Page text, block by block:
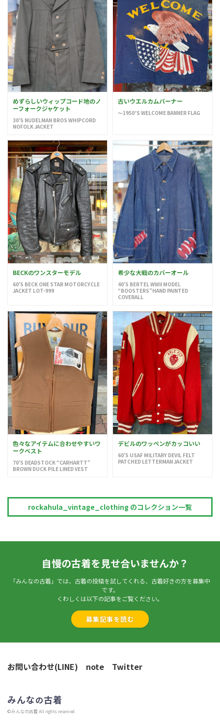
めずらしいウィップコード地のノ
ーフォークジャケット
30’S NUDELMAN BROS WHIPCORD
NOFOLK JACKET
古いウエルカムバーナー
〜1950’S WELCOME BANNER FLAG
BECKのワンスターモデル
60’S BECK ONE STAR MOTORCYCLE
JACKET LOT-999
希少な大戦のカバーオール
40’S BERTEL WWII MODEL
“BOOSTERS”HAND PAINTED
COVERALL
色々なアイテムに合わせやすいワ
ークベスト
70’S DEADSTOCK “CARHARTT”
BROWN DUCK PILE LINED VEST
デビルのワッペンがカッコいい
60’S USAF MILITARY DEVIL FELT
PATCHED LETTERMAN JACKET
rockahula_vintage_clothing のコレクション一覧
自慢の古着を見せ合いませんか？
「みんなの古着」では、古着の投稿を試してくれる、古着好きの方を募集中
です。
くわしくは以下の記事をご覧ください。
募集記事を読む
お問い合わせ(LINE) note Twitter
みんなの古着
©みんなの古着 All rights reserved.